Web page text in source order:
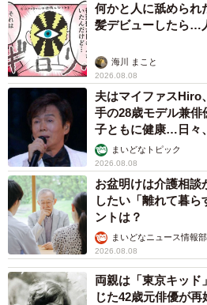
何かと人に舐めら
髪デビューしたら…
海川 まこと
2026.08.08
夫はマイファスHiro
手の28歳モデル兼
子ともに健康…日々
まいどなトピック
2026.08.08
お盆明けは介護相
したい「離れて暮ら
ントは？
まいどなニュース情報部
2026.08.08
両親は「東京キッ
じた42歳元俳優が